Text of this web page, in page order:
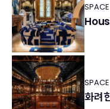
SPACE
SPACE
화려